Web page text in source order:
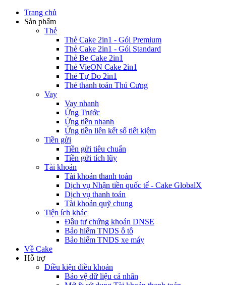
Trang chủ
Sản phẩm
Thẻ
Thẻ Cake 2in1 - Gói Premium
Thẻ Cake 2in1 - Gói Standard
Thẻ Be Cake 2in1
Thẻ VieON Cake 2in1
Thẻ Tự Do 2in1
Thẻ thanh toán Thú Cưng
Vay
Vay nhanh
Ứng Trước
Ứng tiền nhanh
Ứng tiền liên kết sổ tiết kiệm
Tiền gửi
Tiền gửi tiêu chuẩn
Tiền gửi tích lũy
Tài khoản
Tài khoản thanh toán
Dịch vụ Nhận tiền quốc tế - Cake GlobalX
Dịch vụ thanh toán
Tài khoản quỹ chung
Tiện ích khác
Đầu tư chứng khoán DNSE
Bảo hiểm TNDS ô tô
Bảo hiểm TNDS xe máy
Về Cake
Hỗ trợ
Điều kiện điều khoản
Bảo vệ dữ liệu cá nhân